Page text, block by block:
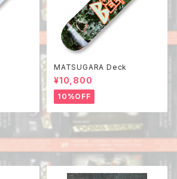
MATSUGARA Deck
¥10,800
10%OFF